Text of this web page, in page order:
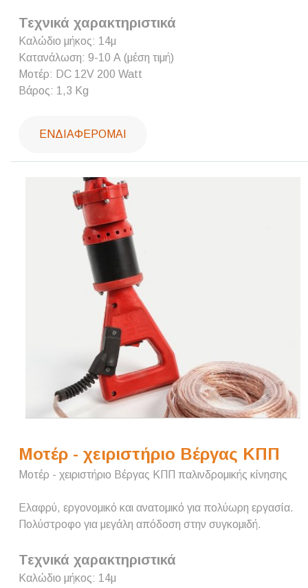
Τεχνικά χαρακτηριστικά
Καλώδιο μήκος: 14μ
Κατανάλωση: 9-10 Α (μέση τιμή)
Μοτέρ: DC 12V 200 Watt
Βάρος: 1,3 Kg
ΕΝΔΙΑΦΈΡΟΜΑΙ
Μοτέρ - χειριστήριο Βέργας ΚΠΠ
Μοτέρ - χειριστήριο Βέργας ΚΠΠ παλινδρομικής κίνησης
Ελαφρύ, εργονομικό και ανατομικό για πολύωρη εργασία.
Πολύστροφο για μεγάλη απόδοση στην συγκομιδή.
Τεχνικά χαρακτηριστικά
Καλώδιο μήκος: 14μ